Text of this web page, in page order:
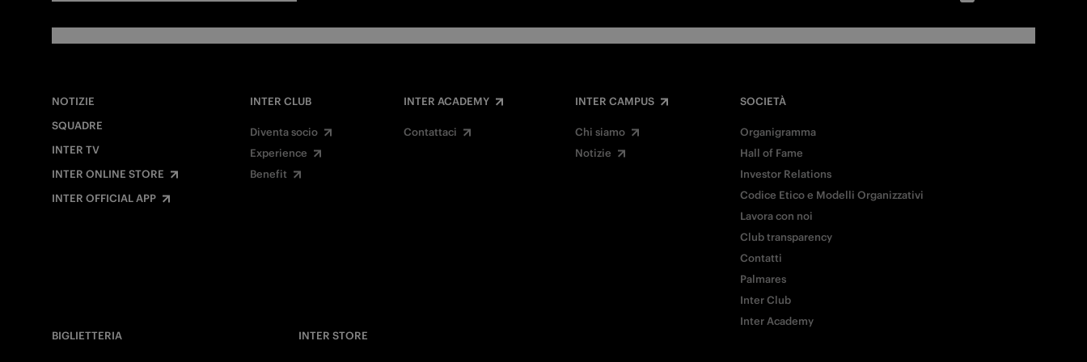
NOTIZIE
SQUADRE
INTER TV
INTER ONLINE STORE
INTER OFFICIAL APP
INTER CLUB
Diventa socio
Experience
Benefit
INTER ACADEMY
Contattaci
INTER CAMPUS
Chi siamo
Notizie
SOCIETÀ
Organigramma
Hall of Fame
Investor Relations
Codice Etico e Modelli Organizzativi
Lavora con noi
Club transparency
Contatti
Palmares
Inter Club
Inter Academy
BIGLIETTERIA
INTER STORE